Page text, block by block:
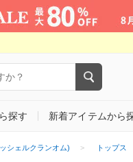
探す 新着アイテムから
シェルクランオム) トップス